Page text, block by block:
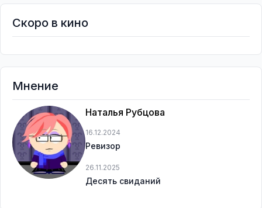
Скоро в кино
Мнение
Наталья Рубцова
16.12.2024
Ревизор
26.11.2025
Десять свиданий